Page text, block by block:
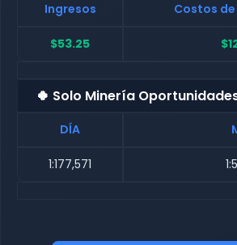
Ingresos
Costos
$53.25
🍀 Solo Minería
DÍA
1:177,571